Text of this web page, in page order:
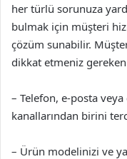
her türlü sorunuza
bulmak için müşteri
çözüm sunabilir.
dikkat etmeniz
– Telefon, e-posta
kanallarından birini
– Ürün modelinizi ve